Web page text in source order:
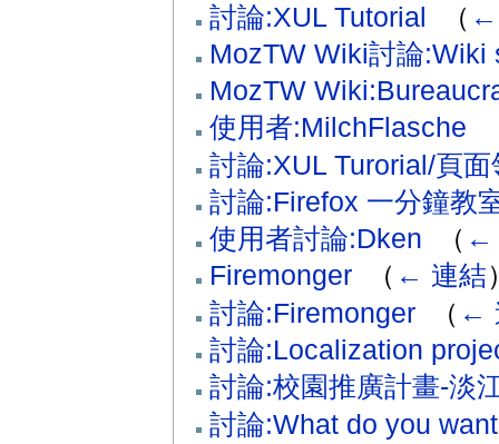
討論:XUL Tutorial
（ ←
MozTW Wiki討論:Wiki
MozTW
使用者:MilchFlasche
討論:XUL Turorial/頁面
討論:Firefox 一分鐘教
使用者討論:Dken
（ ←
Firemonger‎ （ ← 連結
討論:Firemonger‎ （ ←
討論:Localization
討論:校園推廣計畫-淡
討論:What do you